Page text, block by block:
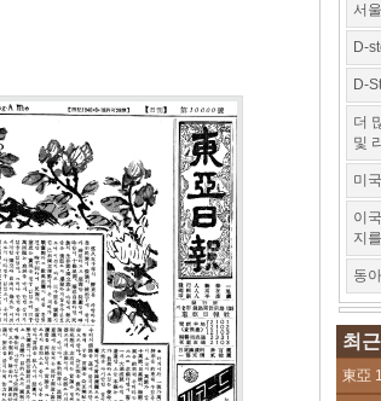
서
D-
D-
더
및
미
이
지
동
최
東亞